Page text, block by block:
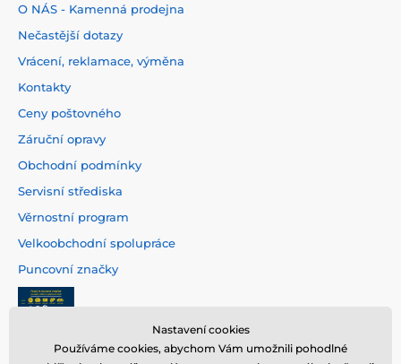
O NÁS - Kamenná prodejna
Nečastější dotazy
Vrácení, reklamace, výměna
Kontakty
Ceny poštovného
Záruční opravy
Obchodní podmínky
Servisní střediska
Věrnostní program
Velkoobchodní spolupráce
Puncovní značky
Nastavení cookies
Používáme cookies, abychom Vám umožnili pohodlné